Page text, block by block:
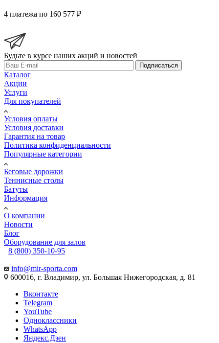
4 платежа по 160 577 ₽
Будьте в курсе наших акций и новостей
Подписаться
Каталог
Акции
Услуги
Для покупателей
Условия оплаты
Условия доставки
Гарантия на товар
Политика конфиденциальности
Популярные категории
Беговые дорожки
Теннисные столы
Батуты
Информация
О компании
Новости
Блог
Оборудование для залов
8 (800) 350-10-95
info@mir-sporta.com
600016, г. Владимир, ул. Большая Нижегородская, д. 81
Вконтакте
Telegram
YouTube
Одноклассники
WhatsApp
Яндекс.Дзен